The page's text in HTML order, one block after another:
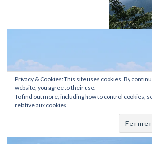
Privacy & Cookies: This site uses cookies. By
website, you agree to their use.
To find out more, including how to control cookies,
relative aux cookies